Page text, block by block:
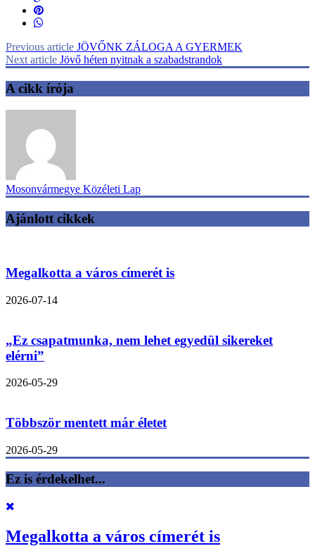
Previous article JÖVŐNK ZÁLOGA A GYERMEK
Next article Jövő héten nyitnak a szabadstrandok
A cikk írója
Mosonvármegye Közéleti Lap
Ajánlott cikkek
Megalkotta a város címerét is
2026-07-14
„Ez csapatmunka, nem lehet egyedül sikereket
elérni”
2026-05-29
Többször mentett már életet
2026-05-29
Ez is érdekelhet...
Megalkotta a város címerét is